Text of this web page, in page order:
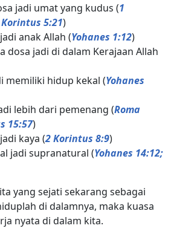
jadi umat yang kudus (1
5:21)
anak Allah (Yohanes 1:12)
dosa jadi di dalam Kerajaan Allah
memiliki hidup kekal (Yohanes
lebih dari pemenang (Roma
15:57)
kaya (2 Korintus 8:9)
jadi supranatural (Yohanes 14:12;
yang sejati sekarang sebagai
di dalamnya, maka kuasa
nyata di dalam kita.